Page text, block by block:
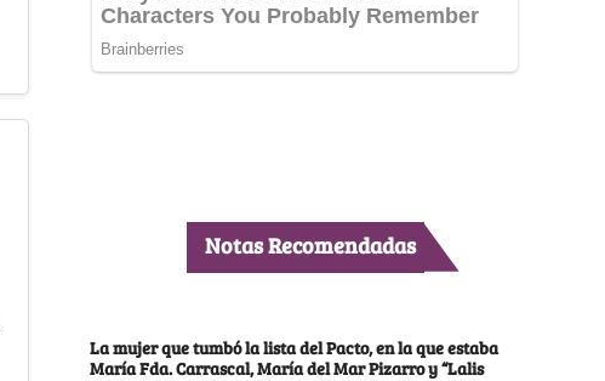
Notas Recomendadas
La mujer que tumbó la lista del Pacto, en la que estaba
María Fda. Carrascal, María del Mar Pizarro y “Lalis